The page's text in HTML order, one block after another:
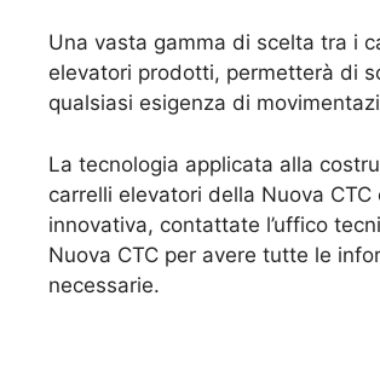
Una vasta gamma di scelta tra i
elevatori prodotti, permetterà di
qualsiasi esigenza di
La tecnologia applicata alla
carrelli elevatori della Nuova CTC
innovativa, contattate l’uffico
Nuova CTC per avere tutte le
necessarie.